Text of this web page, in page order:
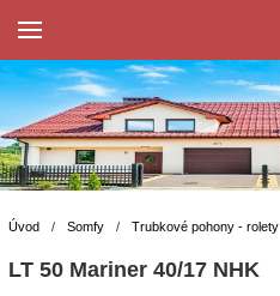
Úvod / Somfy / Trubkové pohony - rolety
LT 50 Mariner 40/17 NHK